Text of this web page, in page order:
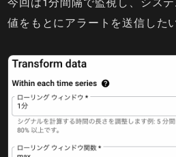
値をもとにアラートを送信した